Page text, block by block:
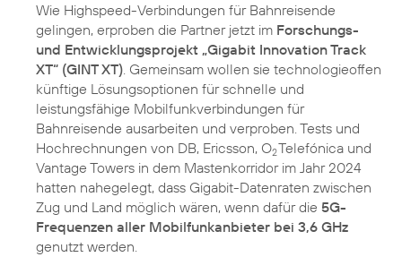
Wie Highspeed-Verbindungen für Bahnreisende
gelingen, erproben die Partner jetzt im Forschungs-
und Entwicklungsprojekt „Gigabit Innovation Track
XT“ (GINT XT). Gemeinsam wollen sie technologieoffen
künftige Lösungsoptionen für schnelle und
leistungsfähige Mobilfunkverbindungen für
Bahnreisende ausarbeiten und verproben. Tests und
Hochrechnungen von DB, Ericsson, O2Telefónica und
Vantage Towers in dem Mastenkorridor im Jahr 2024
hatten nahegelegt, dass Gigabit-Datenraten zwischen
Zug und Land möglich wären, wenn dafür die 5G-
Frequenzen aller Mobilfunkanbieter bei 3,6 GHz
genutzt werden.